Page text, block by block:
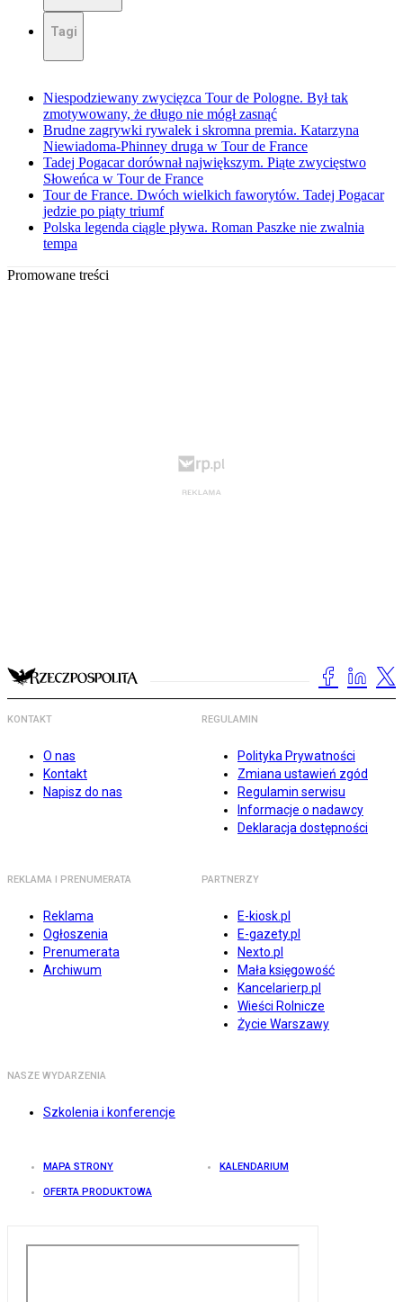
Tagi
Niespodziewany zwycięzca Tour de Pologne. Był tak
zmotywowany, że długo nie mógł zasnąć
Brudne zagrywki rywalek i skromna premia. Katarzyna
Niewiadoma-Phinney druga w Tour de France
Tadej Pogacar dorównał największym. Piąte zwycięstwo
Słoweńca w Tour de France
Tour de France. Dwóch wielkich faworytów. Tadej Pogacar
jedzie po piąty triumf
Polska legenda ciągle pływa. Roman Paszke nie zwalnia
tempa
Promowane treści
KONTAKT
O nas
Kontakt
Napisz do nas
REGULAMIN
Polityka Prywatności
Zmiana ustawień zgód
Regulamin serwisu
Informacje o nadawcy
Deklaracja dostępności
REKLAMA I PRENUMERATA
Reklama
Ogłoszenia
Prenumerata
Archiwum
PARTNERZY
E-kiosk.pl
E-gazety.pl
Nexto.pl
Mała księgowość
Kancelarierp.pl
Wieści Rolnicze
Życie Warszawy
NASZE WYDARZENIA
Szkolenia i konferencje
MAPA STRONY KALENDARIUM
OFERTA PRODUKTOWA